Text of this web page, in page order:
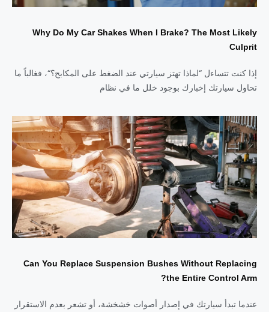
Why Do My Car Shakes When I Brake? The Most Likely
Culprit
إذا كنت تتساءل “لماذا تهتز سيارتي عند الضغط على المكابح؟“، فغالباً ما
تحاول سيارتك إخبارك بوجود خلل ما في نظام
Can You Replace Suspension Bushes Without Replacing
the Entire Control Arm?
عندما تبدأ سيارتك في إصدار أصوات خشخشة، أو تشعر بعدم الاستقرار